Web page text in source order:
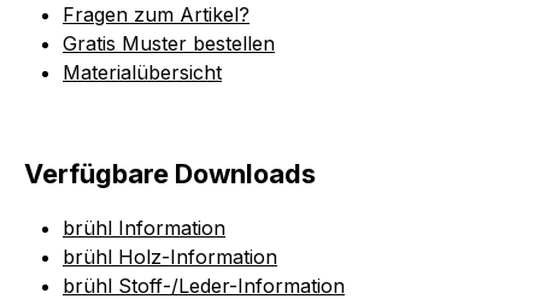
Fragen zum Artikel?
Gratis Muster bestellen
Materialübersicht
Verfügbare Downloads
brühl Information
brühl Holz-Information
brühl Stoff-/Leder-Information